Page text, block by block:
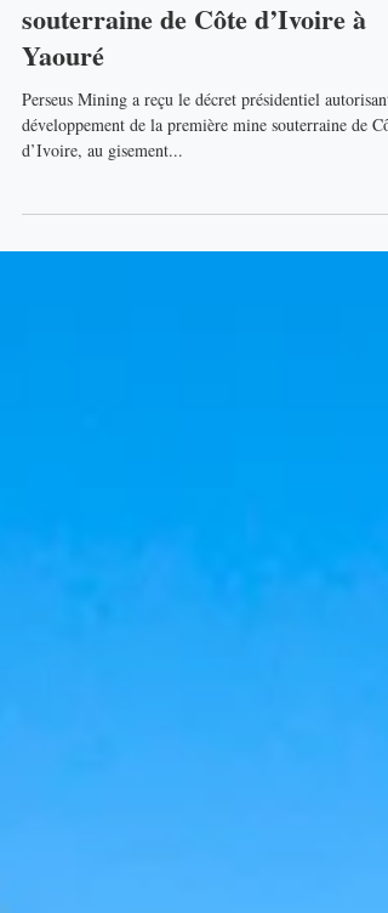
Perseus lance la première mine
souterraine de Côte d’Ivoire à
Yaouré
Perseus Mining a reçu le décret présidentiel autorisant le
développement de la première mine souterraine de